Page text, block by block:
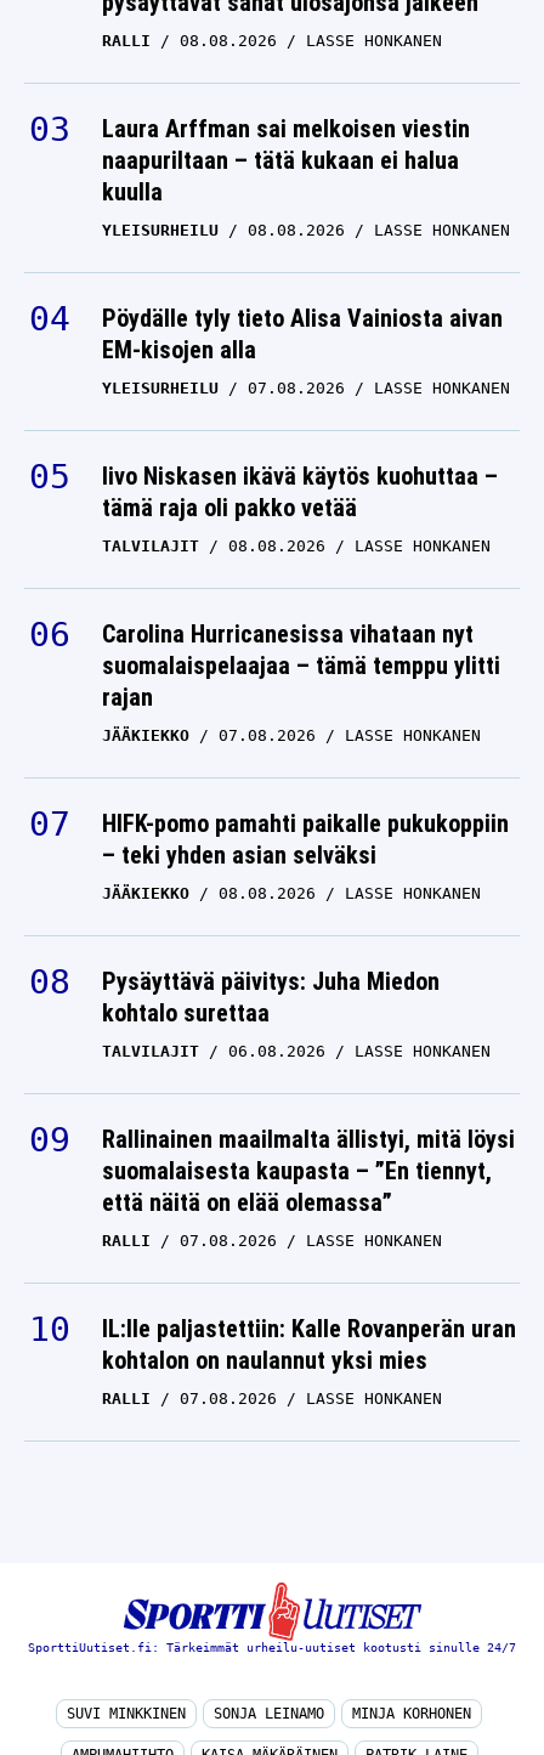
RALLI 08.08.2026 LASSE HONKANEN
Laura Arffman sai melkoisen viestin
naapuriltaan – tätä kukaan ei halua
kuulla
YLEISURHEILU 08.08.2026 LASSE HONKANEN
Pöydälle tyly tieto Alisa Vainiosta aivan
EM-kisojen alla
YLEISURHEILU 07.08.2026 LASSE HONKANEN
Iivo Niskasen ikävä käytös kuohuttaa –
tämä raja oli pakko vetää
TALVILAJIT 08.08.2026 LASSE HONKANEN
Carolina Hurricanesissa vihataan nyt
suomalaispelaajaa – tämä temppu ylitti
rajan
JÄÄKIEKKO 07.08.2026 LASSE HONKANEN
HIFK-pomo pamahti paikalle pukukoppiin
– teki yhden asian selväksi
JÄÄKIEKKO 08.08.2026 LASSE HONKANEN
Pysäyttävä päivitys: Juha Miedon
kohtalo surettaa
TALVILAJIT 06.08.2026 LASSE HONKANEN
Rallinainen maailmalta ällistyi, mitä löysi
suomalaisesta kaupasta – ”En tiennyt,
että näitä on elää olemassa”
RALLI 07.08.2026 LASSE HONKANEN
IL:lle paljastettiin: Kalle Rovanperän uran
kohtalon on naulannut yksi mies
RALLI 07.08.2026 LASSE HONKANEN
SporttiUutiset.fi: Tärkeimmät urheilu-uutiset kootusti sinulle 24/7
SUVI MINKKINEN SONJA LEINAMO MINJA KORHONEN